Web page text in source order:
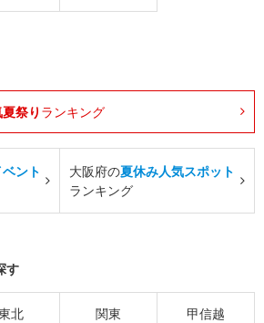
祭り ランキング
ント
大阪府の夏休み人気スポット
ランキング
す
北 関東 甲信越